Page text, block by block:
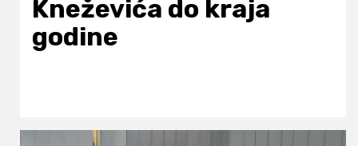
Kneževića do kraja
godine